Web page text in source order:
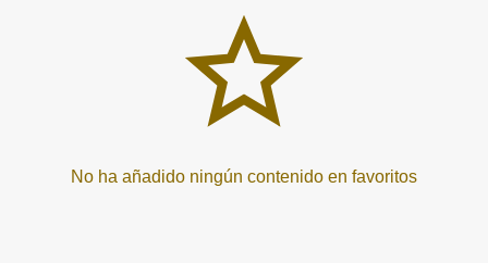
No ha añadido ningún contenido en favoritos